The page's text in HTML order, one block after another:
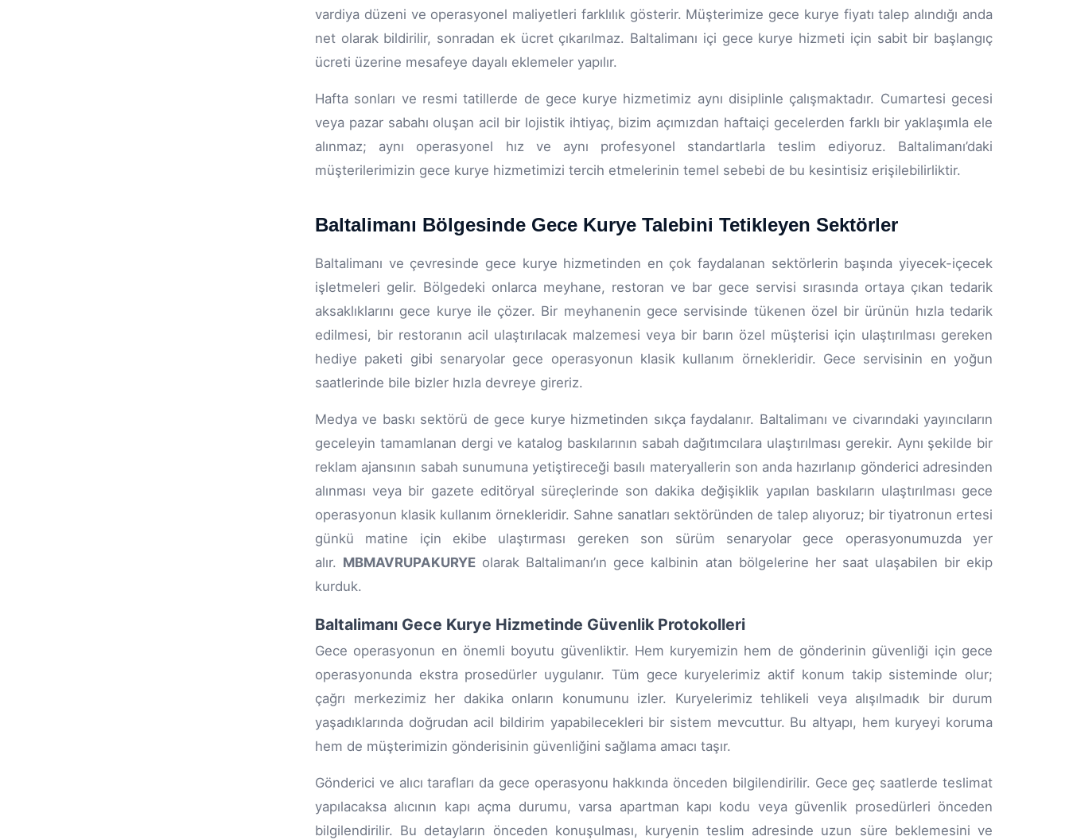
vardiya düzeni ve operasyonel maliyetleri farklılık gösterir. Müşterimize gece kurye fiyatı talep alındığı anda
net olarak bildirilir, sonradan ek ücret çıkarılmaz. Baltalimanı içi gece kurye hizmeti için sabit bir başlangıç
ücreti üzerine mesafeye dayalı eklemeler yapılır.
Hafta sonları ve resmi tatillerde de gece kurye hizmetimiz aynı disiplinle çalışmaktadır. Cumartesi gecesi
veya pazar sabahı oluşan acil bir lojistik ihtiyaç, bizim açımızdan haftaiçi gecelerden farklı bir yaklaşımla ele
alınmaz; aynı operasyonel hız ve aynı profesyonel standartlarla teslim ediyoruz. Baltalimanı’daki
müşterilerimizin gece kurye hizmetimizi tercih etmelerinin temel sebebi de bu kesintisiz erişilebilirliktir.
Baltalimanı Bölgesinde Gece Kurye Talebini Tetikleyen Sektörler
Baltalimanı ve çevresinde gece kurye hizmetinden en çok faydalanan sektörlerin başında yiyecek-içecek
işletmeleri gelir. Bölgedeki onlarca meyhane, restoran ve bar gece servisi sırasında ortaya çıkan tedarik
aksaklıklarını gece kurye ile çözer. Bir meyhanenin gece servisinde tükenen özel bir ürünün hızla tedarik
edilmesi, bir restoranın acil ulaştırılacak malzemesi veya bir barın özel müşterisi için ulaştırılması gereken
hediye paketi gibi senaryolar gece operasyonun klasik kullanım örnekleridir. Gece servisinin en yoğun
saatlerinde bile bizler hızla devreye gireriz.
Medya ve baskı sektörü de gece kurye hizmetinden sıkça faydalanır. Baltalimanı ve civarındaki yayıncıların
geceleyin tamamlanan dergi ve katalog baskılarının sabah dağıtımcılara ulaştırılması gerekir. Aynı şekilde bir
reklam ajansının sabah sunumuna yetiştireceği basılı materyallerin son anda hazırlanıp gönderici adresinden
alınması veya bir gazete editöryal süreçlerinde son dakika değişiklik yapılan baskıların ulaştırılması gece
operasyonun klasik kullanım örnekleridir. Sahne sanatları sektöründen de talep alıyoruz; bir tiyatronun ertesi
günkü matine için ekibe ulaştırması gereken son sürüm senaryolar gece operasyonumuzda yer
alır. MBMAVRUPAKURYE olarak Baltalimanı’ın gece kalbinin atan bölgelerine her saat ulaşabilen bir ekip
kurduk.
Baltalimanı Gece Kurye Hizmetinde Güvenlik Protokolleri
Gece operasyonun en önemli boyutu güvenliktir. Hem kuryemizin hem de gönderinin güvenliği için gece
operasyonunda ekstra prosedürler uygulanır. Tüm gece kuryelerimiz aktif konum takip sisteminde olur;
çağrı merkezimiz her dakika onların konumunu izler. Kuryelerimiz tehlikeli veya alışılmadık bir durum
yaşadıklarında doğrudan acil bildirim yapabilecekleri bir sistem mevcuttur. Bu altyapı, hem kuryeyi koruma
hem de müşterimizin gönderisinin güvenliğini sağlama amacı taşır.
Gönderici ve alıcı tarafları da gece operasyonu hakkında önceden bilgilendirilir. Gece geç saatlerde teslimat
yapılacaksa alıcının kapı açma durumu, varsa apartman kapı kodu veya güvenlik prosedürleri önceden
bilgilendirilir. Bu detayların önceden konuşulması, kuryenin teslim adresinde uzun süre beklemesini ve